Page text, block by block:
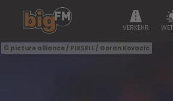
VERKEHR
picture alliance / PIXSELL / Goran Kovacic